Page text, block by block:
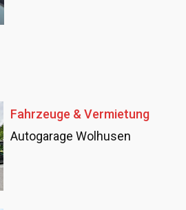
Fahrzeuge & Vermietung
Autogarage Wolhusen